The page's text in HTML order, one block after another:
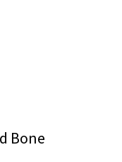
Bone